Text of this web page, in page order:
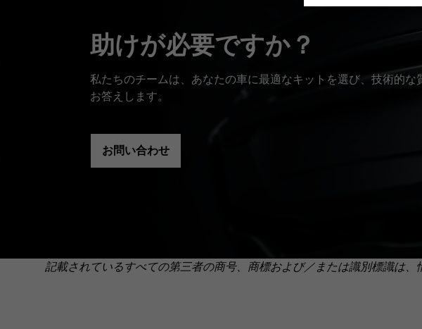
助けが必要ですか？
私たちのチームは、あなたの車に最適なキットを選び、技術的な
お答えします。
お問い合わせ
記載されているすべての第三者の商号、商標および／または識別標識は